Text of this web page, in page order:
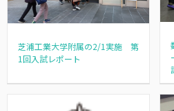
芝浦工業大学附属の2/1実施 第
1回入試レポート